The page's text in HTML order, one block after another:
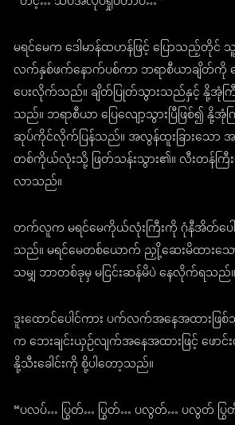
မရင်မေက ဒေါမာန်ထဟန်ဖြင့် ပြောသည့်တို
လက်နှစ်ဖက်နောက်ပစ်ကာ ဘရာစီယာချိတ်ကို
ပေးလိုက်သည်။ ချိတ်ပြုတ်သွားသည်နှင့် နို့အုံ
သည်။ ဘရာစီယာ ပြေလျော့သွားပြီဖြစ်၍
ဆုပ်ကိုင်လိုက်ပြန်သည်။ အလွန်ထူးခြားသေ
တစ်ကိုယ်လုံးသို့ ဖြတ်သန်းသွား၏။ လီးတန်ကြီ
လာသည်။
တက်လူက မရင်မေကိုယ်လုံးကြီးကို ဂုံနီအိတ်
သည်။ မရင်မေတစ်ယောက် ညှို့ဆေးမိထားသ
သမျှ ဘာတစ်ခုမှ မငြင်းဆန်မိပဲ နေလိုက်ရသည်။
ဒူးထောင်ပေါင်ကား ပက်လက်အနေအထားဖ
က ဘေးချင်းယှဉ်လျက်အနေအထားဖြင့် ဖော
နို့သီးခေါင်းကို စို့ပါတော့သည်။
“ပလပ်… ပြွတ်… ပြွတ်… ပလွတ်… ပလွတ် ပ